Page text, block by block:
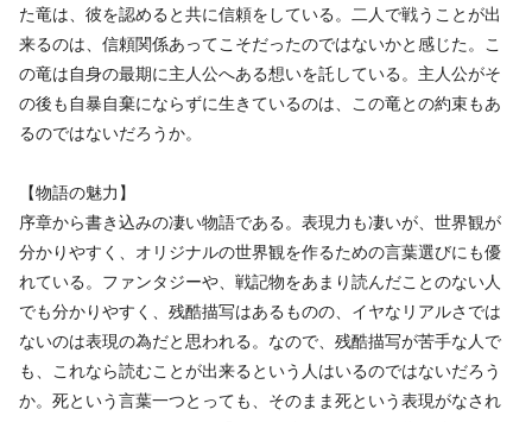
た竜は、彼を認めると共に信頼をしている。二人で戦うことが出
来るのは、信頼関係あってこそだったのではないかと感じた。こ
の竜は自身の最期に主人公へある想いを託している。主人公がそ
の後も自暴自棄にならずに生きているのは、この竜との約束もあ
るのではないだろうか。
【物語の魅力】
序章から書き込みの凄い物語である。表現力も凄いが、世界観が
分かりやすく、オリジナルの世界観を作るための言葉選びにも優
れている。ファンタジーや、戦記物をあまり読んだことのない人
でも分かりやすく、残酷描写はあるものの、イヤなリアルさでは
ないのは表現の為だと思われる。なので、残酷描写が苦手な人で
も、これなら読むことが出来るという人はいるのではないだろう
か。死という言葉一つとっても、そのまま死という表現がなされ